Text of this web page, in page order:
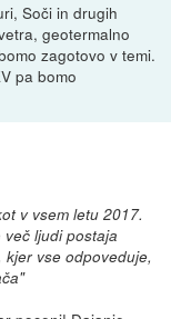
Soči in drugih
geotermalno
zagotovo v temi.
pa bomo
v vsem letu 2017.
ljudi postaja
vse odpoveduje,